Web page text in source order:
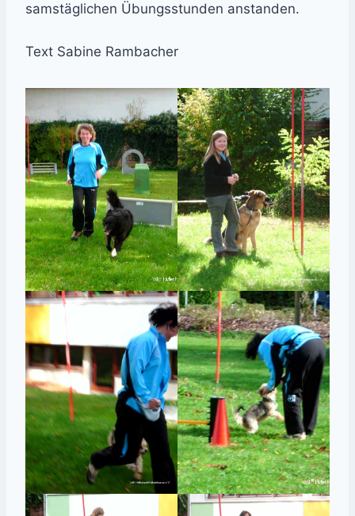
samstäglichen Übungsstunden anstanden.
Text Sabine Rambacher